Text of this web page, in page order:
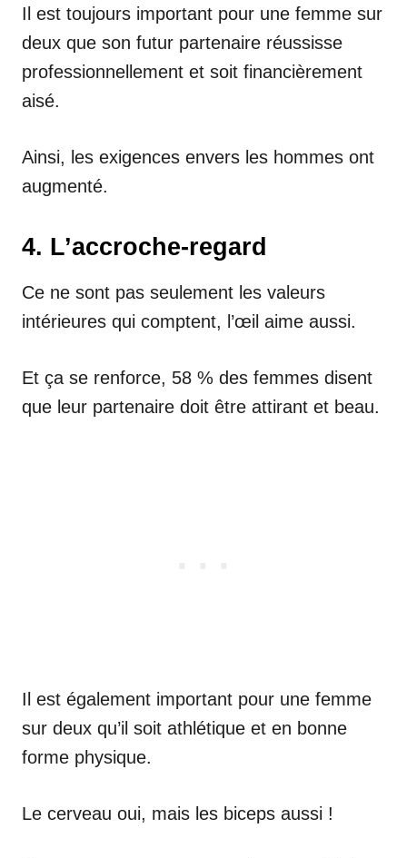
Il est toujours important pour une femme sur
deux que son futur partenaire réussisse
professionnellement et soit financièrement
aisé.
Ainsi, les exigences envers les hommes ont
augmenté.
4. L’accroche-regard
Ce ne sont pas seulement les valeurs
intérieures qui comptent, l’œil aime aussi.
Et ça se renforce, 58 % des femmes disent
que leur partenaire doit être attirant et beau.
Il est également important pour une femme
sur deux qu’il soit athlétique et en bonne
forme physique.
Le cerveau oui, mais les biceps aussi !